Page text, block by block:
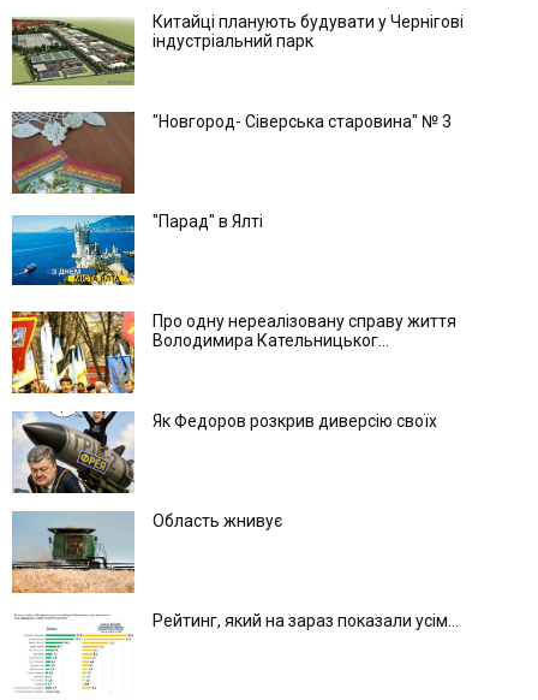
Китайці планують будувати у Чернігові
індустріальний парк
"Новгород- Сіверська старовина" № 3
"Парад" в Ялті
Про одну нереалізовану справу життя
Володимира Кательницьког...
Як Федоров розкрив диверсію своїх
Область жнивує
Рейтинг, який на зараз показали усім...